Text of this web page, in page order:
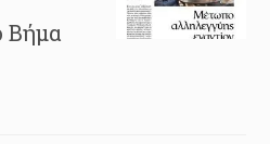
Βήμα